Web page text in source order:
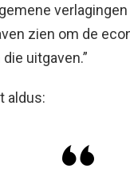
verlagingen
zien om de
uitgaven.”
aldus: